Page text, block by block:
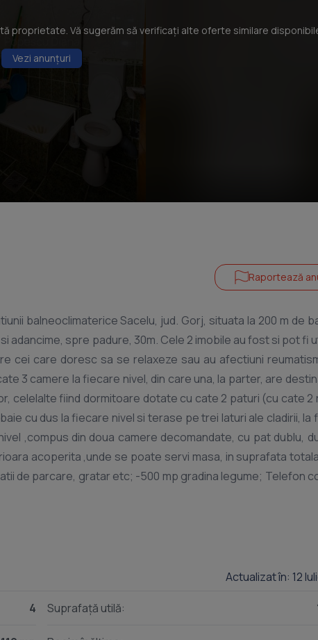
proprietate. Vă sugerăm să verificați alte oferte similare
Vezi anunțuri
Raportează
balneoclimaterice Sacelu, jud. Gorj, situata la 200 m de
adancime, spre padure, 30m. Cele 2 imobile au fost si pot fi
cei care doresc sa se relaxeze sau au afectiuni
3 camere la fiecare nivel, din care una, la parter, are
celelalte fiind dormitoare dotate cu cate 2 paturi (cu cate 2
cu dus la fiecare nivel si terase pe trei laturi ale cladirii, la
,compus din doua camere decomandate, cu pat dublu,
acoperita ,unde se poate servi masa, in suprafata
de parcare, gratar etc; -500 mp gradina legume; Telefon
Actualizat în: 12
4 Suprafață utilă: